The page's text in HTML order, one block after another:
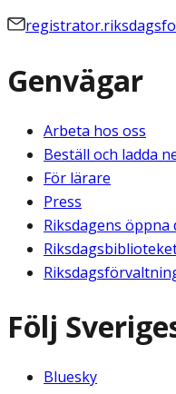
Genvägar
Arbeta hos oss
Beställ och ladda
För lärare
Press
Riksdagens öppna
Följ
Bluesky